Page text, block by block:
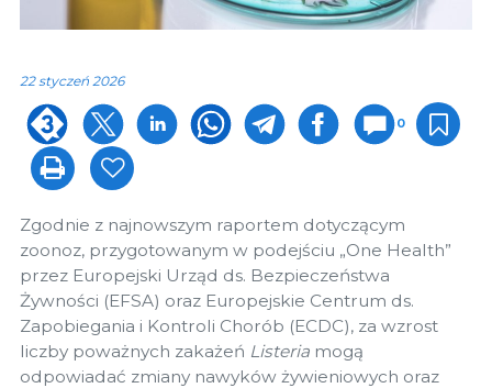
22 styczeń 2026
0
Zgodnie z najnowszym raportem dotyczącym
zoonoz, przygotowanym w podejściu „One Health”
przez Europejski Urząd ds. Bezpieczeństwa
Żywności (EFSA) oraz Europejskie Centrum ds.
Zapobiegania i Kontroli Chorób (ECDC), za wzrost
liczby poważnych zakażeń Listeria mogą
odpowiadać zmiany nawyków żywieniowych oraz